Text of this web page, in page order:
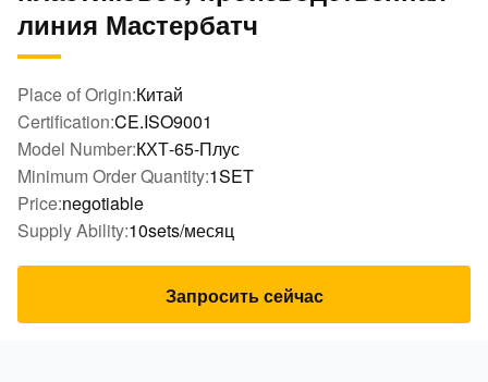
линия Мастербатч
Place of Origin:Китай
Certification:CE.ISO9001
Model Number:КХТ-65-Плус
Minimum Order Quantity:1SET
Price:negotiable
Supply Ability:10sets/месяц
Запросить сейчас